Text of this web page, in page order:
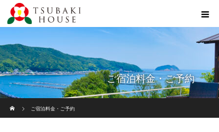
ご宿泊料金・ご予約
ご宿泊料金・ご予約